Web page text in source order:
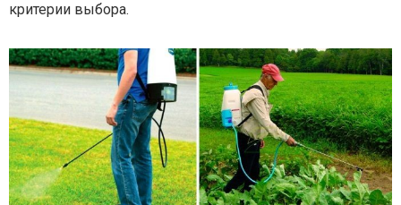
критерии выбора.